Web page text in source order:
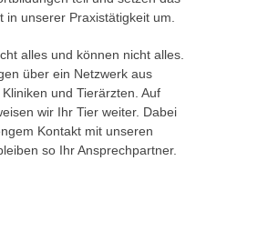
in unserer Praxistätigkeit um.
alles und können nicht alles.
über ein Netzwerk aus
und Tierärzten. Auf
wir Ihr Tier weiter. Dabei
Kontakt mit unseren
so Ihr Ansprechpartner.